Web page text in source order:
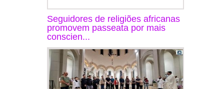
Seguidores de religiões africanas
promovem passeata por mais
conscien...